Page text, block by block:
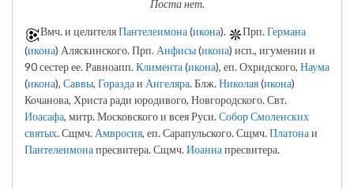
Поста нет.
Вмч. и целителяПантелеимона(икона). Прп.Германа
(икона) Аляскинского. Прп. Анфисы(икона) исп., игумении и
90 сестер ее. Равноапп.Климента(икона), еп. Охридского, Наума
(икона), Саввы, Гораздаи Ангеляра. Блж.Николая(икона)
Кочанова, Христа ради юродивого, Новгородского. Свт.
Иоасафа, митр. Московского и всея Руси.Собор Смоленских
святых. Сщмч. Амвросия, еп. Сарапульского. Сщмч.Платонаи
Пантелеимонапресвитера. Сщмч.Иоаннапресвитера.